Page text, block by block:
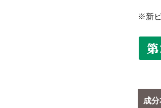
※新ビ
成